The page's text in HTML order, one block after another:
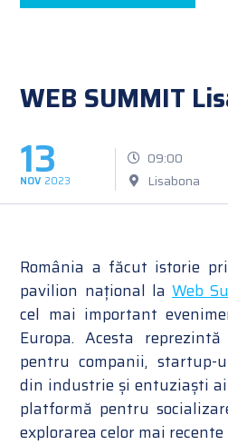
WEB SUMMIT
13
NOV 2023
09:00
Lisabona
România a făcut istorie
pavilion național la Web
cel mai important
Europa. Acesta
pentru companii, startup-
din industrie și entuziaști
platformă pentru
explorarea celor mai